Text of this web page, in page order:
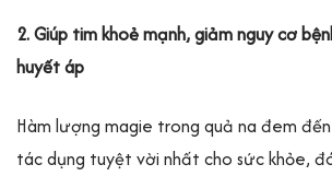
2. Giúp tim khoẻ mạnh, giảm nguy cơ
huyết áp
Hàm lượng magie trong quả na đem
tác dụng tuyệt vời nhất cho sức khỏe,